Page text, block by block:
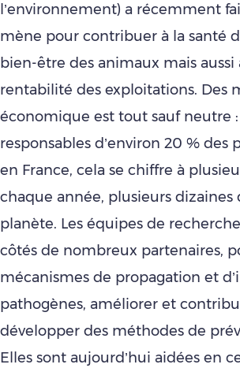
l’environnement) a récemment
mène pour contribuer à la santé
bien-être des animaux mais
rentabilité des exploitations. Des
économique est tout sauf neutre
responsables d’environ 20 %
en France, cela se chiffre à
chaque année, plusieurs dizaines
planète. Les équipes de
côtés de nombreux partenaires,
mécanismes de propagation et
pathogènes, améliorer et
développer des méthodes de
Elles sont aujourd’hui aidées en